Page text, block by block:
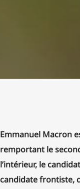
Emmanuel Macron
remportant le
l’intérieur, le
candidate frontiste,